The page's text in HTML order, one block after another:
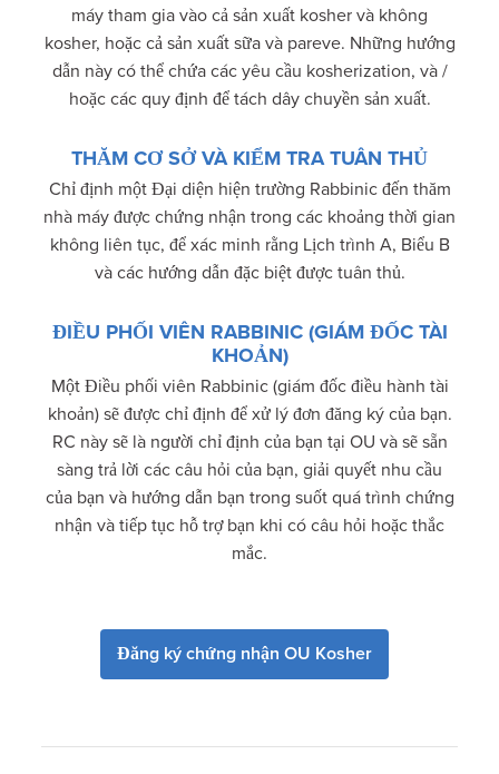
máy tham gia vào cả sản xuất kosher và không
kosher, hoặc cả sản xuất sữa và pareve. Những hướng
dẫn này có thể chứa các yêu cầu kosherization, và /
hoặc các quy định để tách dây chuyền sản xuất.
THĂM CƠ SỞ VÀ KIỂM TRA TUÂN THỦ
Chỉ định một Đại diện hiện trường Rabbinic đến thăm
nhà máy được chứng nhận trong các khoảng thời gian
không liên tục, để xác minh rằng Lịch trình A, Biểu B
và các hướng dẫn đặc biệt được tuân thủ.
ĐIỀU PHỐI VIÊN RABBINIC (GIÁM ĐỐC TÀI
KHOẢN)
Một Điều phối viên Rabbinic (giám đốc điều hành tài
khoản) sẽ được chỉ định để xử lý đơn đăng ký của bạn.
RC này sẽ là người chỉ định của bạn tại OU và sẽ sẵn
sàng trả lời các câu hỏi của bạn, giải quyết nhu cầu
của bạn và hướng dẫn bạn trong suốt quá trình chứng
nhận và tiếp tục hỗ trợ bạn khi có câu hỏi hoặc thắc
mắc.
Đăng ký chứng nhận OU Kosher